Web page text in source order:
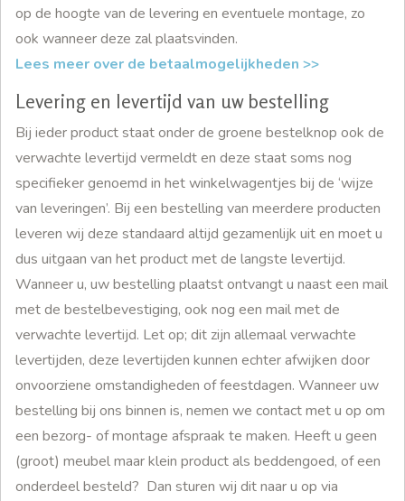
op de hoogte van de levering en eventuele montage, zo
ook wanneer deze zal plaatsvinden.
Lees meer over de betaalmogelijkheden >>
Levering en levertijd van uw bestelling
Bij ieder product staat onder de groene bestelknop ook de
verwachte levertijd vermeldt en deze staat soms nog
specifieker genoemd in het winkelwagentjes bij de ‘wijze
van leveringen’. Bij een bestelling van meerdere producten
leveren wij deze standaard altijd gezamenlijk uit en moet u
dus uitgaan van het product met de langste levertijd.
Wanneer u, uw bestelling plaatst ontvangt u naast een mail
met de bestelbevestiging, ook nog een mail met de
verwachte levertijd. Let op; dit zijn allemaal verwachte
levertijden, deze levertijden kunnen echter afwijken door
onvoorziene omstandigheden of feestdagen. Wanneer uw
bestelling bij ons binnen is, nemen we contact met u op om
een bezorg- of montage afspraak te maken. Heeft u geen
(groot) meubel maar klein product als beddengoed, of een
onderdeel besteld? Dan sturen wij dit naar u op via